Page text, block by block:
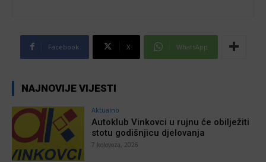
Facebook X WhatsApp
NAJNOVIJE VIJESTI
Aktualno
Autoklub Vinkovci u rujnu će obilježiti
stotu godišnjicu djelovanja
7 kolovoza, 2026